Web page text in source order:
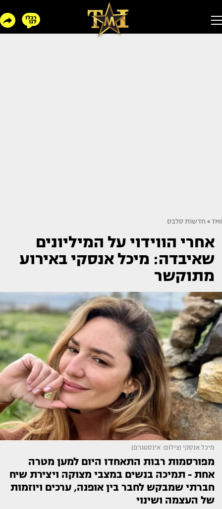
TMI
> חדשות סלבס
אחרי הווידוי על המיליונים
שאיבדה: מיכל אנסקי באירוע
מתוקשר
מיכל אנסקי (צילום: אינסטגרם)
מפורסמות רבות התאחדו היום למען מטרה
אחת - תמיכה בנשים במצבי מצוקה ויצירת שיח
חברתי שמבקש לחבר בין אופנה, ערכים ויוזמות
של העצמה ושינוי